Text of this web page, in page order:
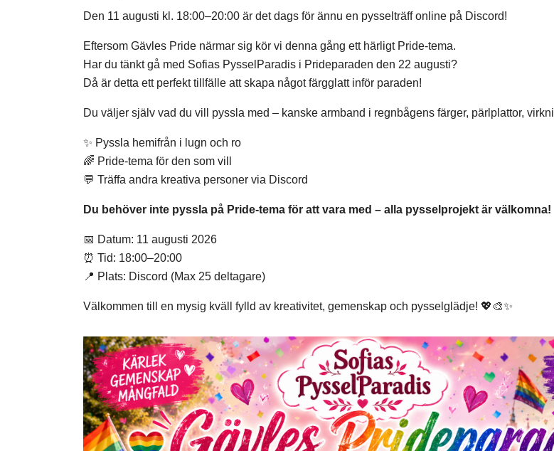
Den 11 augusti kl. 18:00–20:00 är det dags för ännu en pysselträff online på Discord!
Eftersom Gävles Pride närmar sig kör vi denna gång ett härligt Pride-tema.
Har du tänkt gå med Sofias PysselParadis i Prideparaden den 22 augusti?
Då är detta ett perfekt tillfälle att skapa något färgglatt inför paraden!
Du väljer själv vad du vill pyssla med – kanske armband i regnbågens färger, pärlplattor,
✨ Pyssla hemifrån i lugn och ro
🌈 Pride-tema för den som vill
💬 Träffa andra kreativa personer via Discord
Du behöver inte pyssla på Pride-tema för att vara med – alla pysselprojekt är välkomna!
📅 Datum: 11 augusti 2026
⏰ Tid: 18:00–20:00
📍 Plats: Discord (Max 25 deltagare)
Välkommen till en mysig kväll fylld av kreativitet, gemenskap och pysselglädje! 💖🎨✨